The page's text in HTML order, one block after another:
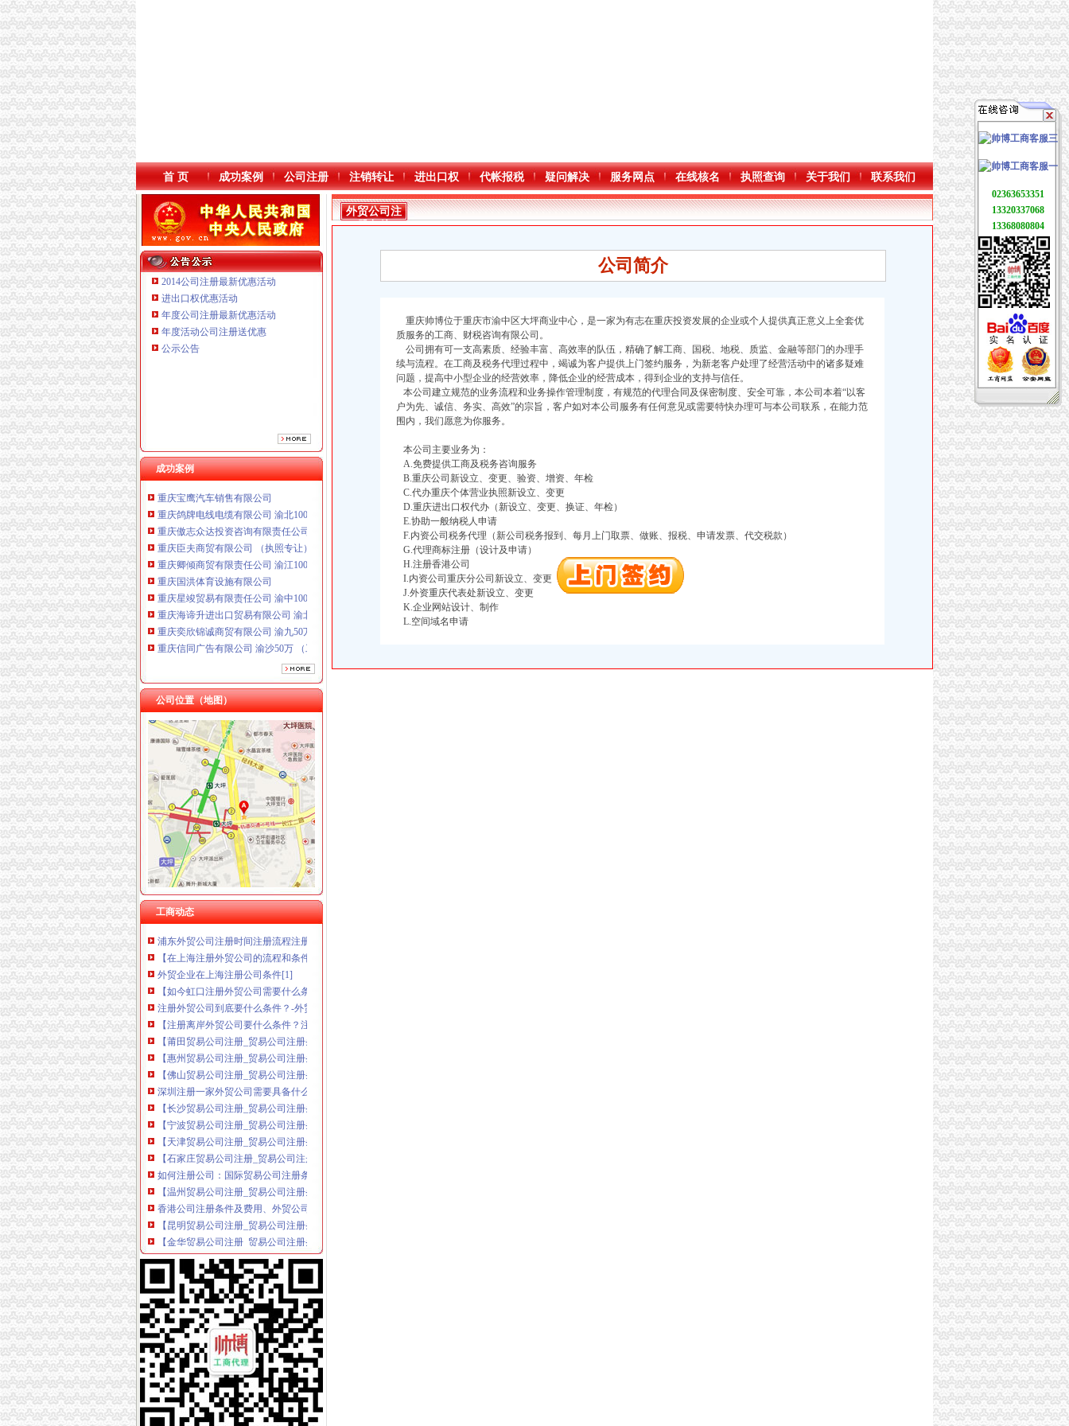
本站导航
首 页 成功案例 公司注册 注销转让 进出口权 代帐报税 疑问解决 服务网点 在线核名 执照查询 关于我们 联系我们
2014公司注册最新优惠活动
进出口权优惠活动
年度公司注册最新优惠活动
年度活动公司注册送优惠
公示公告
成功案例
重庆鸽牌电线电缆有限公司 渝北10010万 (进出口权)
重庆傲志众达投资咨询有限责任公司 渝九1000万 （增资）
重庆臣夫商贸有限公司 （执照专让）
重庆卿倾商贸有限责任公司 渝江100万 （工商注册）
重庆国洪体育设施有限公司
重庆星竣贸易有限责任公司 渝中100万 （进出口权）
重庆海谛升进出口贸易有限公司 渝北100万 （进出口权）
重庆奕欣锦诚商贸有限公司 渝九50万 （工商注册）
重庆信同广告有限公司 渝沙50万 （工商注册）
重庆三虹房地产营销策划有限公司
重庆鸽牌电线电缆有限公司 渝北10010万 (进出口权)
重庆傲志众达投资咨询有限责任公司 渝九1000万 （增资）
重庆臣夫商贸有限公司 （执照专让）
重庆卿倾商贸有限责任公司 渝江100万 （工商注册）
重庆国洪体育设施有限公司
重庆星竣贸易有限责任公司 渝中100万 （进出口权）
重庆海谛升进出口贸易有限公司 渝北100万 （进出口权）
重庆奕欣锦诚商贸有限公司 渝九50万 （工商注册）
重庆信同广告有限公司 渝沙50万 （工商注册）
重庆三虹房地产营销策划有限公司
重庆宝鹰汽车销售有限公司
公司位置（地图）
工商动态
外贸公司注册条件
金山旅行社注册条件|金山外贸公司注册多长时间-广告设计-滨州媒网
【许昌地区外贸进出口企业注册进出口权资格认定全套快办】-许昌魏
进出口贸易公司注册需要什么条件_百度经验
外贸公司注册条件_2016年注册外贸公司流程_搜狐理财_搜狐网
注册外贸公司的条件、需要什么流程、多少钱_志趣网
注册外贸公司流程,注册公司需要什么条件_志趣网
供应上海注册进出口贸易条件,上海如何注册进出口贸易公司-企汇网
内资外贸公司注册之：成立外贸公司的条件_搜狐财经_搜狐网
注册外贸公司需要什么手续_搜问问
浦东外贸公司注册时间注册流程注册条件_志趣网
【在上海注册外贸公司的流程和条件】价格_厂家_图片-Hc360慧聪网
外贸企业在上海注册公司条件[1]
【如今虹口注册外贸公司需要什么条件】价格,厂家,金融服务-搜了网
注册外贸公司到底要什么条件？-外贸政策-福步外贸论坛（FOB
【注册离岸外贸公司要什么条件？注册离岸外贸公司需要什么资料】
【莆田贸易公司注册_贸易公司注册条件_国际贸易公司注册】-莆田赶
【惠州贸易公司注册_贸易公司注册条件_国际贸易公司注册】-惠州赶
【佛山贸易公司注册_贸易公司注册条件_国际贸易公司注册】-佛山赶
深圳注册一家外贸公司需要具备什么条件？_搜狐财经_搜狐网
【长沙贸易公司注册_贸易公司注册条件_国际贸易公司注册】-长沙赶
【宁波贸易公司注册_贸易公司注册条件_国际贸易公司注册】-宁波赶
【天津贸易公司注册_贸易公司注册条件_国际贸易公司注册】-天津赶
【石家庄贸易公司注册_贸易公司注册条件_国际贸易公司注册】-石家
如何注册公司：国际贸易公司注册条件及费用-律快车公司
【温州贸易公司注册_贸易公司注册条件_国际贸易公司注册】-温州赶
香港公司注册条件及费用、外贸公司注册香港公司的优_香港公司注册_
【昆明贸易公司注册_贸易公司注册条件_国际贸易公司注册】-昆明赶
【金华贸易公司注册_贸易公司注册条件_国际贸易公司注册】-金华赶
【中山贸易公司注册_贸易公司注册条件_国际贸易公司注册】-中山赶
【青岛贸易公司注册_贸易公司注册条件_国际贸易公司注册】-青岛赶
2015年上海外贸公司注册各项要求和限定
【南通贸易公司注册_贸易公司注册条件_国际贸易公司注册】-南通赶
【包头贸易公司注册_贸易公司注册条件_国际贸易公司注册】-包头赶
【绍兴贸易公司注册_贸易公司注册条件_国际贸易公司注册】-绍兴赶
【湛江贸易公司注册_贸易公司注册条件_国际贸易公司注册】-湛江赶
【安贸易公司注册_贸易公司注册条件_国际贸易公司注册】-安赶
【南京贸易公司注册_贸易公司注册条件_国际贸易公司注册】-南京赶
【南昌贸易公司注册_贸易公司注册条件_国际贸易公司注册】-南昌赶
上海外贸公司注册各项要求和限定价格|上海外贸公司注册各项要求和限
外贸公司注
册条件
公司简介
重庆帅博位于重庆市渝中区大坪商业中心，是一家为有志在重庆投资发展的企业或个人提供真正意义上全套优
质服务的工商、财税咨询有限公司。
公司拥有可一支高素质、经验丰富、高效率的队伍，精确了解工商、国税、地税、质监、金融等部门的办理手
续与流程。在工商及税务代理过程中，竭诚为客户提供上门签约服务，为新老客户处理了经营活动中的诸多疑难
问题，提高中小型企业的经营效率，降低企业的经营成本，得到企业的支持与信任。
本公司建立规范的业务流程和业务操作管理制度，有规范的代理合同及保密制度、安全可靠，本公司本着“以客
户为先、诚信、务实、高效”的宗旨，客户如对本公司服务有任何意见或需要特快办理可与本公司联系，在能力范
围内，我们愿意为你服务。
本公司主要业务为：
A.免费提供工商及税务咨询服务
B.重庆公司新设立、变更、验资、增资、年检
C.代办重庆个体营业执照新设立、变更
D.重庆进出口权代办（新设立、变更、换证、年检）
E.协助一般纳税人申请
F.内资公司税务代理（新公司税务报到、每月上门取票、做账、报税、申请发票、代交税款）
G.代理商标注册（设计及申请）
H.注册香港公司
I.内资公司重庆分公司新设立、变更
J.外资重庆代表处新设立、变更
K.企业网站设计、制作
L.空间域名申请
02363653351
13320337068
13368080804